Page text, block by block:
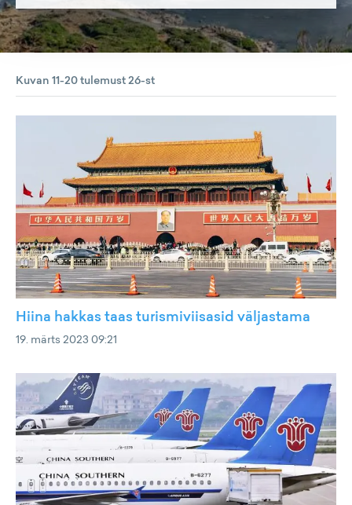
Kuvan 11-20 tulemust 26-st
Hiina hakkas taas turismiviisasid väljastama
19. märts 2023 09:21